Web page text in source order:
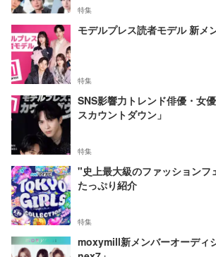
特集
モデルプレス読者モデル 新メ
特集
SNS影響力トレンド俳優・女
スカウントダウン」
特集
"史上最大級のファッションフ
たっぷり紹介
特集
moxymill新メンバーオーディ